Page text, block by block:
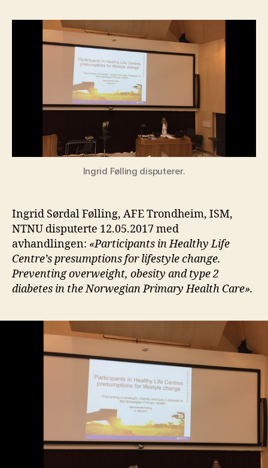
Ingrid Følling disputerer.
Ingrid Sørdal Følling, AFE Trondheim, ISM,
NTNU disputerte 12.05.2017 med
avhandlingen: «Participants in Healthy Life
Centre’s presumptions for lifestyle change.
Preventing overweight, obesity and type 2
diabetes in the Norwegian Primary Health Care».